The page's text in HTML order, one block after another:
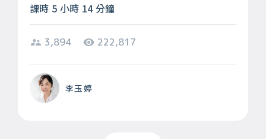
課時 5 小時 14 分鐘
3,894 222,817
李玉婷